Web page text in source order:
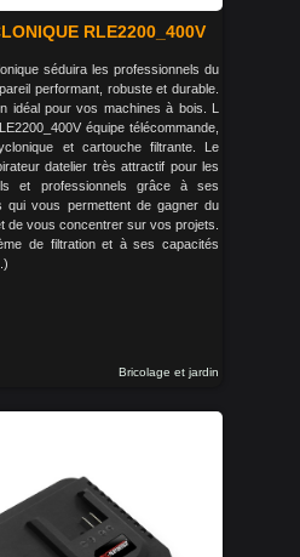
RLE2200_400V
séduira les professionnels du
performant, robuste et durable.
idéal pour vos machines à bois. L
équipe télécommande,
et cartouche filtrante. Le
datelier très attractif pour les
et professionnels grâce à ses
qui vous permettent de gagner du
de vous concentrer sur vos projets.
de filtration et à ses capacités
Bricolage et jardin